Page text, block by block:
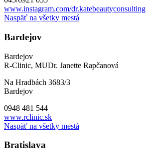
www.instagram.com/dr.katebeautyconsulting
Naspäť na všetky mestá
Bardejov
Bardejov
R-Clinic, MUDr. Janette Rapčanová
Na Hradbách 3683/3
Bardejov
0948 481 544
www.rclinic.sk
Naspäť na všetky mestá
Bratislava